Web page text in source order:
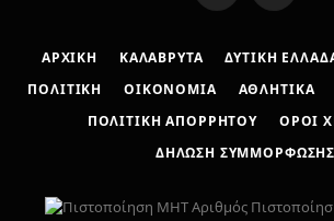
ΑΡΧΙΚΉ ΚΑΛΆΒΡΥΤΑ ΔΥΤΙΚΉ
ΠΟΛΙΤΙΚΉ ΟΙΚΟΝΟΜΊΑ ΑΘΛΗΤΙΚΆ
ΠΟΛΙΤΙΚΉ ΑΠΟΡΡΉΤΟΥ ΌΡΟΙ
ΔΉΛΩΣΗ ΣΥΜΜΌΡΦΩΣΗΣ
Αριθμός